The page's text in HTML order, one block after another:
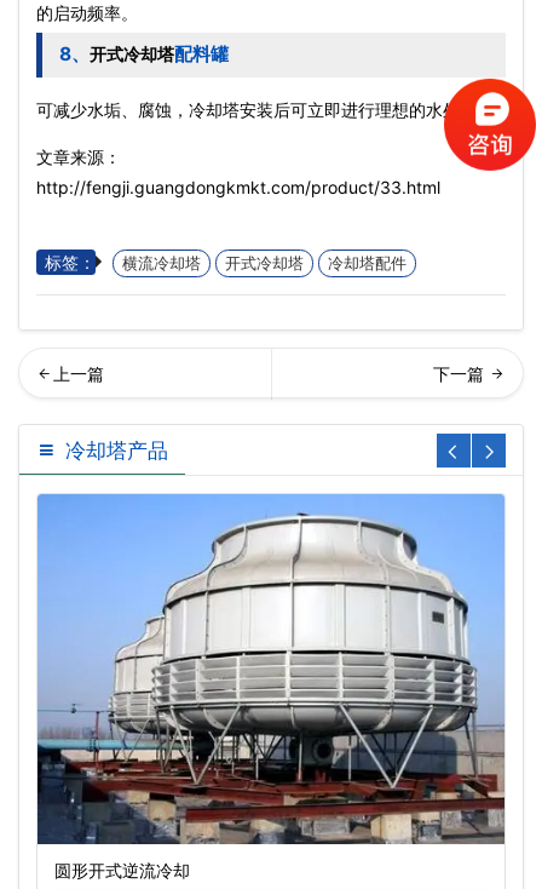
的启动频率。
8、 开式冷却塔配料罐
可减少水垢、腐蚀，冷却塔安装后可立即进行理想的水处理。
文章来源：
http://fengji.guangdongkmkt.com/product/33.html
标签： 横流冷却塔 开式冷却塔 冷却塔配件
流开放式冷却塔优点介绍… 流闭式冷却塔设备
冷却塔产品
圆形开式逆流冷却